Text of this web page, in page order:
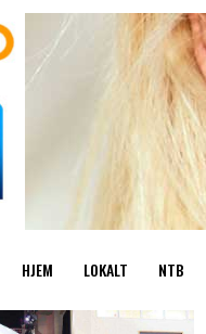
HJEM LOKALT NTB